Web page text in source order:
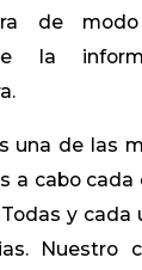
de
la
una de las
a cabo
y cada
Nuestro